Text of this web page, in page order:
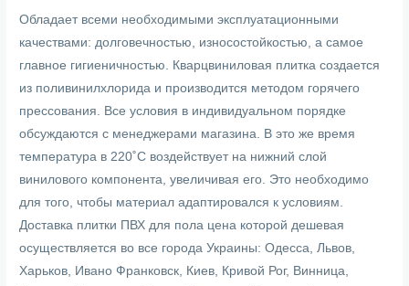
Обладает всеми необходимыми эксплуатационными
качествами: долговечностью, износостойкостью, а самое
главное гигиеничностью. Кварцвиниловая плитка создается
из поливинилхлорида и производится методом горячего
прессования. Все условия в индивидуальном порядке
обсуждаются с менеджерами магазина. В это же время
температура в 220˚С воздействует на нижний слой
винилового компонента, увеличивая его. Это необходимо
для того, чтобы материал адаптировался к условиям.
Доставка плитки ПВХ для пола цена которой дешевая
осуществляется во все города Украины: Одесса, Львов,
Харьков, Ивано Франковск, Киев, Кривой Рог, Винница,